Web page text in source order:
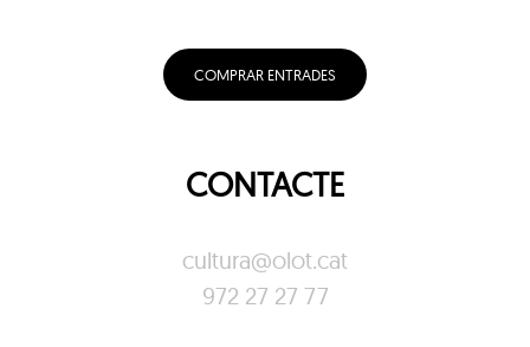
COMPRAR ENTRADES
CONTACTE
cultura@olot.cat
972 27 27 77